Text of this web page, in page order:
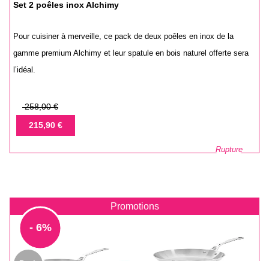
Set 2 poêles inox Alchimy
Pour cuisiner à merveille, ce pack de deux poêles en inox de la
gamme premium Alchimy et leur spatule en bois naturel offerte sera
l’idéal.
Prix
base
258,00 €
Prix215,90 €
Rupture
Promotions
- 6%